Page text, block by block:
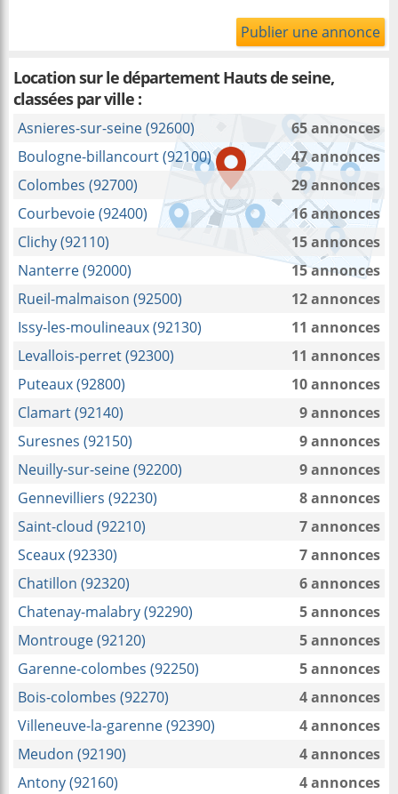
Publier une annonce
Location sur le département Hauts de seine,
classées par ville :
Asnieres-sur-seine (92600)
65 annonces
Boulogne-billancourt (92100)
47 annonces
Colombes (92700)
29 annonces
Courbevoie (92400)
16 annonces
Clichy (92110)
15 annonces
Nanterre (92000)
15 annonces
Rueil-malmaison (92500)
12 annonces
Issy-les-moulineaux (92130)
11 annonces
Levallois-perret (92300)
11 annonces
Puteaux (92800)
10 annonces
Clamart (92140)
9 annonces
Suresnes (92150)
9 annonces
Neuilly-sur-seine (92200)
9 annonces
Gennevilliers (92230)
8 annonces
Saint-cloud (92210)
7 annonces
Sceaux (92330)
7 annonces
Chatillon (92320)
6 annonces
Chatenay-malabry (92290)
5 annonces
Montrouge (92120)
5 annonces
Garenne-colombes (92250)
5 annonces
Bois-colombes (92270)
4 annonces
Villeneuve-la-garenne (92390)
4 annonces
Meudon (92190)
4 annonces
Antony (92160)
4 annonces